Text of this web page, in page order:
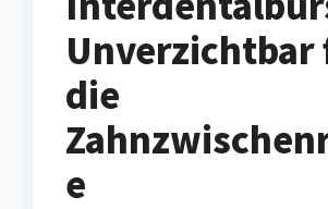
die
e